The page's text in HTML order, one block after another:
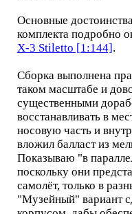
Основные
комплекта подробно
X-3 Stiletto [1:144].
Сборка выполнена
таком масштабе и
существенными
восстанавливать в
носовую часть и
вложил балласт из
Показываю "в
поскольку они
самолёт, только в
"Музейный" вариант